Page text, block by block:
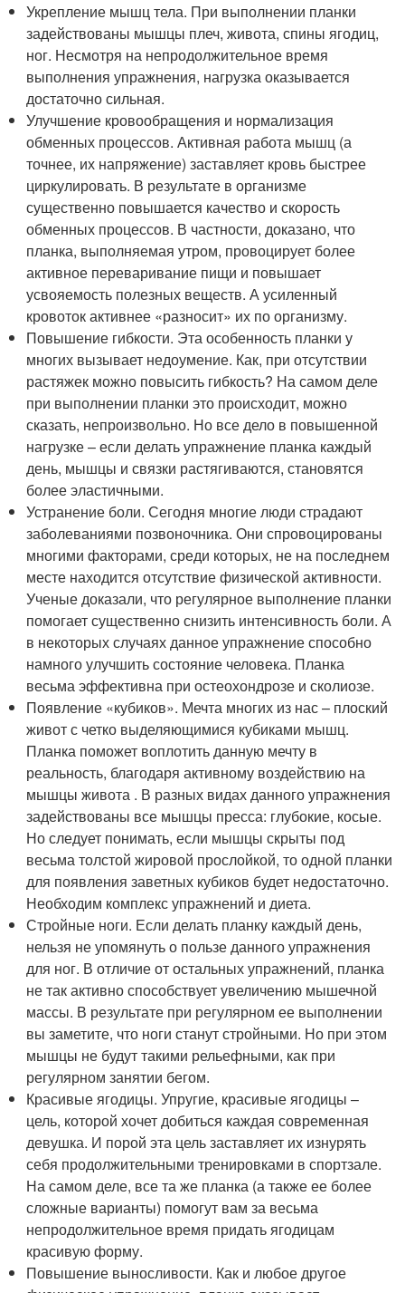
Укрепление мышц тела. При выполнении планки
задействованы мышцы плеч, живота, спины ягодиц,
ног. Несмотря на непродолжительное время
выполнения упражнения, нагрузка оказывается
достаточно сильная.
Улучшение кровообращения и нормализация
обменных процессов. Активная работа мышц (а
точнее, их напряжение) заставляет кровь быстрее
циркулировать. В результате в организме
существенно повышается качество и скорость
обменных процессов. В частности, доказано, что
планка, выполняемая утром, провоцирует более
активное переваривание пищи и повышает
усвояемость полезных веществ. А усиленный
кровоток активнее «разносит» их по организму.
Повышение гибкости. Эта особенность планки у
многих вызывает недоумение. Как, при отсутствии
растяжек можно повысить гибкость? На самом деле
при выполнении планки это происходит, можно
сказать, непроизвольно. Но все дело в повышенной
нагрузке – если делать упражнение планка каждый
день, мышцы и связки растягиваются, становятся
более эластичными.
Устранение боли. Сегодня многие люди страдают
заболеваниями позвоночника. Они спровоцированы
многими факторами, среди которых, не на последнем
месте находится отсутствие физической активности.
Ученые доказали, что регулярное выполнение планки
помогает существенно снизить интенсивность боли. А
в некоторых случаях данное упражнение способно
намного улучшить состояние человека. Планка
весьма эффективна при остеохондрозе и сколиозе.
Появление «кубиков». Мечта многих из нас – плоский
живот с четко выделяющимися кубиками мышц.
Планка поможет воплотить данную мечту в
реальность, благодаря активному воздействию на
мышцы живота . В разных видах данного упражнения
задействованы все мышцы пресса: глубокие, косые.
Но следует понимать, если мышцы скрыты под
весьма толстой жировой прослойкой, то одной планки
для появления заветных кубиков будет недостаточно.
Необходим комплекс упражнений и диета.
Стройные ноги. Если делать планку каждый день,
нельзя не упомянуть о пользе данного упражнения
для ног. В отличие от остальных упражнений, планка
не так активно способствует увеличению мышечной
массы. В результате при регулярном ее выполнении
вы заметите, что ноги станут стройными. Но при этом
мышцы не будут такими рельефными, как при
регулярном занятии бегом.
Красивые ягодицы. Упругие, красивые ягодицы –
цель, которой хочет добиться каждая современная
девушка. И порой эта цель заставляет их изнурять
себя продолжительными тренировками в спортзале.
На самом деле, все та же планка (а также ее более
сложные варианты) помогут вам за весьма
непродолжительное время придать ягодицам
красивую форму.
Повышение выносливости. Как и любое другое